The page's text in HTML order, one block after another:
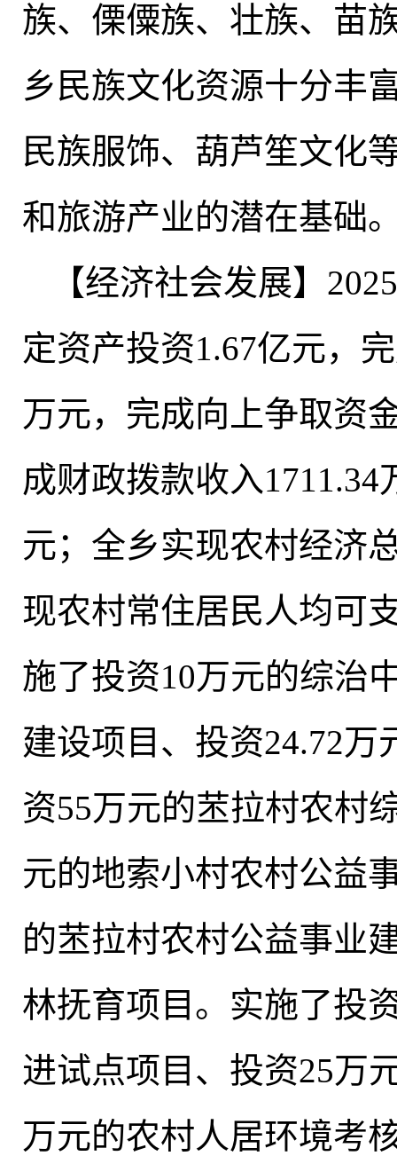
族、傈僳族、壮族、苗
乡民族文化资源十分丰
民族服饰、葫芦笙文化
和旅游产业的潜在基础
【经济社会发展】
定资产投资1.67亿元，
万元， 完成向上争取资
成财政拨款收入1711.34
元；全乡实现农村经济
现农村常住居民人均可
施了投资10万元的综治
建设项目、投资24.72
资55万元的苤拉村农村
元的地索小村农村公益
的苤拉村农村公益事业
林抚育项目 。 实施了投
进试点项目、投资25万
万元的农村人居环境考